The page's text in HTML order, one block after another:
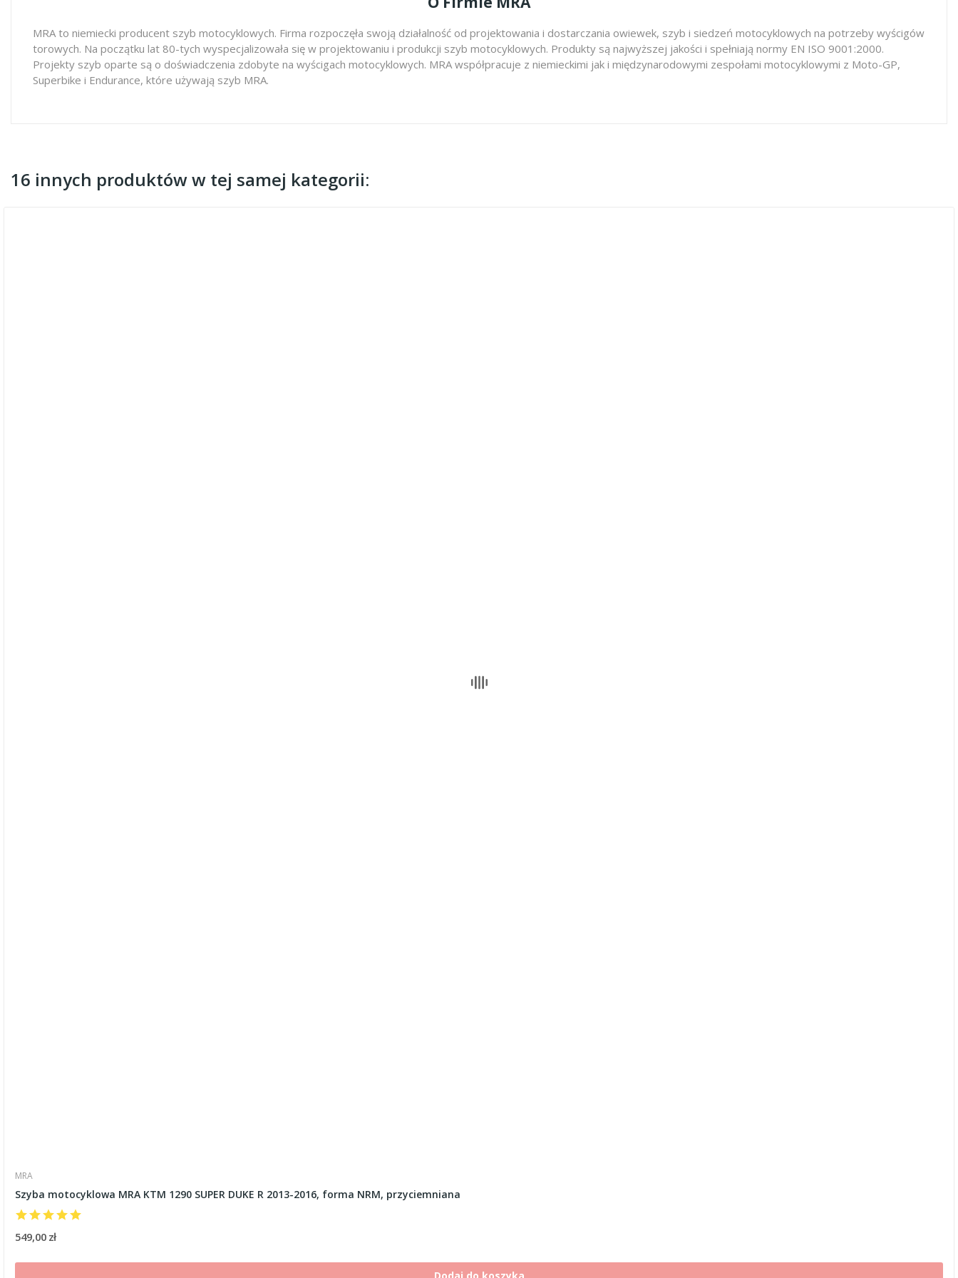
MRA to niemiecki producent szyb motocyklowych. Firma rozpoczęła swoją działalność od projektowania i dostarczania owiewek, szyb i siedzeń motocyklowych na potrzeby wyścigów
torowych. Na początku lat 80-tych wyspecjalizowała się w projektowaniu i produkcji szyb motocyklowych. Produkty są najwyższej jakości i spełniają normy EN ISO 9001:2000.
Projekty szyb oparte są o doświadczenia zdobyte na wyścigach motocyklowych. MRA współpracuje z niemieckimi jak i międzynarodowymi zespołami motocyklowymi z Moto-GP,
Superbike i Endurance, które używają szyb MRA.
16 innych produktów w tej samej kategorii:
MRA
Szyba motocyklowa MRA KTM 1290 SUPER DUKE R 2013-2016, forma NRM, przyciemniana
549,00 zł